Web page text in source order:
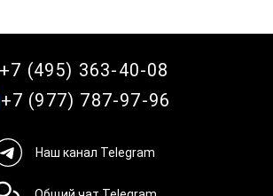
+7 (495) 363-40-08
+7 (977) 787-97-96
Наш канал Telegram